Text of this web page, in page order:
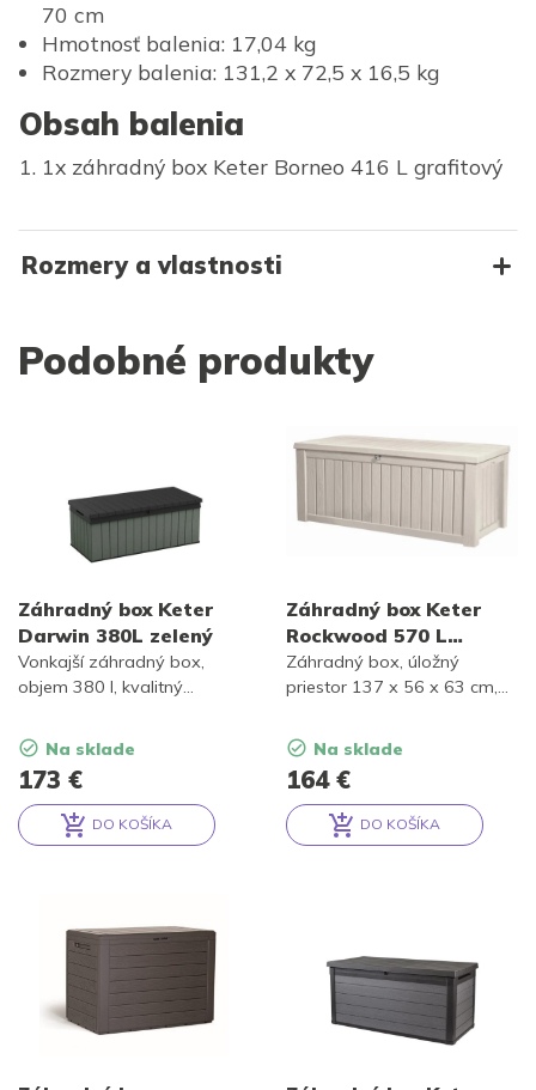
70 cm
Hmotnosť balenia: 17,04 kg
Rozmery balenia: 131,2 x 72,5 x 16,5 kg
Obsah balenia
1x záhradný box Keter Borneo 416 L grafitový
Rozmery a vlastnosti
Podobné produkty
Záhradný box Keter
Darwin 380L zelený
173 €
Vonkajší záhradný box,
objem 380 l, kvalitný
voči poveternostným
vplyvom, vode a UV žiareniu,
bezpečné otváranie veka
vďaka hydraulickému
piestovému systému, po
Na sklade
DO KOŠÍKA
Záhradný box Keter
Rockwood 570 L
krémový
164 €
Záhradný box, úložný
priestor 137 x 56 x 63 cm,
nosnosť, podlahový panel
chráni proti vode, bahnu,
prachu a nečistotám,
vystuženie rebrovými
segmentmi.
Na sklade
DO KOŠÍKA